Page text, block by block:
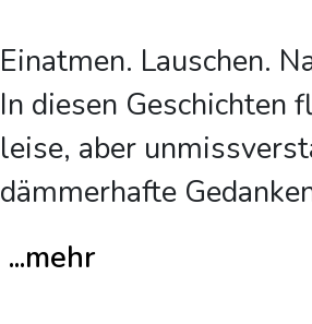
Einatmen. Lauschen.
In diesen Geschichten
leise, aber
dämmerhafte
...mehr